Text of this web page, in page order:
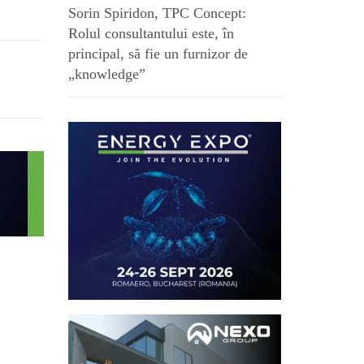
Sorin Spiridon, TPC Concept:
Rolul consultantului este, în
principal, să fie un furnizor de
„knowledge”